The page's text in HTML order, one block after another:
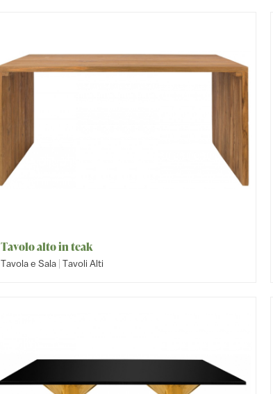
Tavolo alto in teak
Tavola e Sala | Tavoli Alti